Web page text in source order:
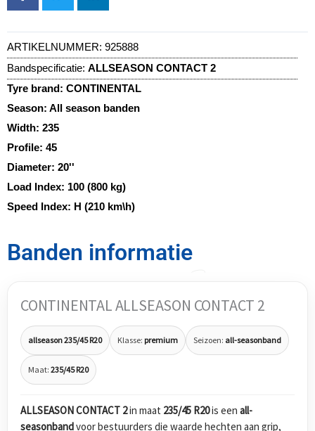
ARTIKELNUMMER: 925888
Bandspecificatie: ALLSEASON CONTACT 2
Tyre brand: CONTINENTAL
Season: All season banden
Width: 235
Profile: 45
Diameter: 20''
Load Index: 100 (800 kg)
Speed Index: H (210 km\h)
Banden informatie
CONTINENTAL ALLSEASON CONTACT 2
allseason 235/45 R20 Klasse: premium Seizoen: all-seasonband
Maat: 235/45 R20
ALLSEASON CONTACT 2in maat 235/45 R20is een all-
seasonbandvoor bestuurders die waarde hechten aan grip,